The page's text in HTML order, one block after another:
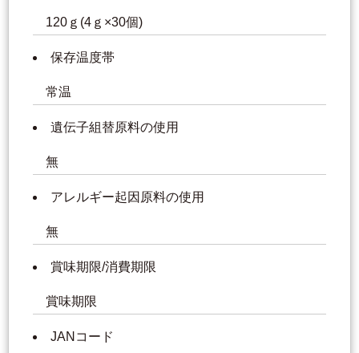
120ｇ(4ｇ×30個)
保存温度帯
常温
遺伝子組替原料の使用
無
アレルギー起因原料の使用
無
賞味期限/消費期限
賞味期限
JANコード